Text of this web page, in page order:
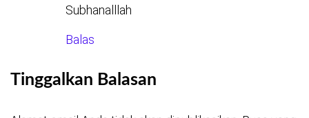
Subhanalllah
Balas
Tinggalkan Balasan